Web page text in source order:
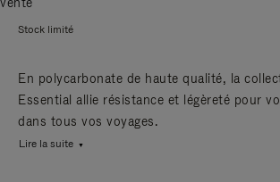
Stock limité
En polycarbonate de haute qualité, la
Essential allie résistance et légèreté pour
dans tous vos voyages.
Lire la suite